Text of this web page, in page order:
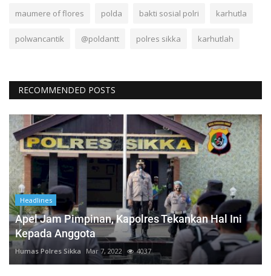
maumere of flores polda bakti sosial polri karhutla
polwancantik @poldantt polres sikka karhutlah
RECOMMENDED POSTS
Headlines
Apel Jam Pimpinan, Kapolres Tekankan Hal Ini
Kepada Anggota
Humas Polres Sikka Mar 7, 2022 4037